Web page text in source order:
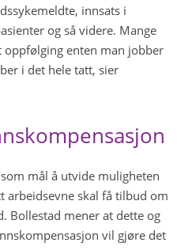
innsats i
og så videre. Mange
oppfølging enten man jobber
i det hele tatt, sier
mål å utvide muligheten
arbeidsevne skal få tilbud om
Bollestad mener at dette og
vil gjøre det